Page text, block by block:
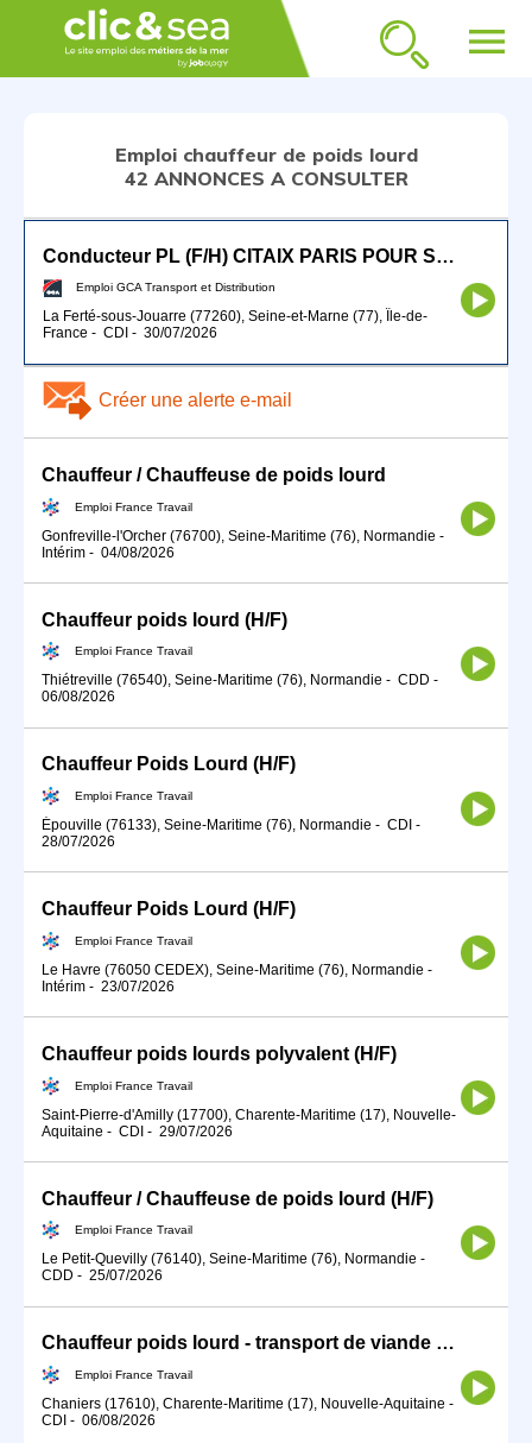
menu
Emploi chauffeur de poids lourd
42 ANNONCES A CONSULTER
Conducteur PL (F/H) CITAIX PARIS POUR SEPTEMBRE 2026
Emploi GCA Transport et Distribution
La Ferté-sous-Jouarre (77260), Seine-et-Marne (77), Île-de-
France - CDI - 30/07/2026
Créer une alerte e-mail
Chauffeur / Chauffeuse de poids lourd
Emploi France Travail
Gonfreville-l'Orcher (76700), Seine-Maritime (76), Normandie -
Intérim - 04/08/2026
Chauffeur poids lourd (H/F)
Emploi France Travail
Thiétreville (76540), Seine-Maritime (76), Normandie - CDD -
06/08/2026
Chauffeur Poids Lourd (H/F)
Emploi France Travail
Épouville (76133), Seine-Maritime (76), Normandie - CDI -
28/07/2026
Chauffeur Poids Lourd (H/F)
Emploi France Travail
Le Havre (76050 CEDEX), Seine-Maritime (76), Normandie -
Intérim - 23/07/2026
Chauffeur poids lourds polyvalent (H/F)
Emploi France Travail
Saint-Pierre-d'Amilly (17700), Charente-Maritime (17), Nouvelle-
Aquitaine - CDI - 29/07/2026
Chauffeur / Chauffeuse de poids lourd (H/F)
Emploi France Travail
Le Petit-Quevilly (76140), Seine-Maritime (76), Normandie -
CDD - 25/07/2026
Chauffeur poids lourd - transport de viande pendue H/F (H/F)
Emploi France Travail
Chaniers (17610), Charente-Maritime (17), Nouvelle-Aquitaine -
CDI - 06/08/2026